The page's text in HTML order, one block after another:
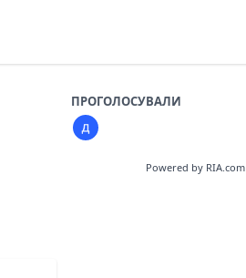
ПРОГОЛОСУВАЛИ
Powered by RIA.com